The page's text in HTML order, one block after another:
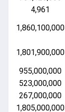
4,961
1,860,100,000
1,801,900,000
955,000,000
523,000,000
267,000,000
1,805,000,000